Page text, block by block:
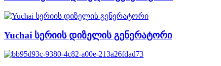
Yuchai სერიის დიზელის გენერატორი